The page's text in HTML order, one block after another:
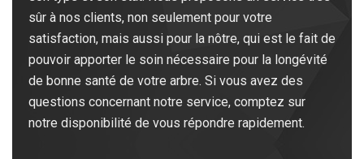
sûr à nos clients, non seulement pour votre
satisfaction, mais aussi pour la nôtre, qui est le fait de
pouvoir apporter le soin nécessaire pour la longévité
de bonne santé de votre arbre. Si vous avez des
questions concernant notre service, comptez sur
notre disponibilité de vous répondre rapidement.